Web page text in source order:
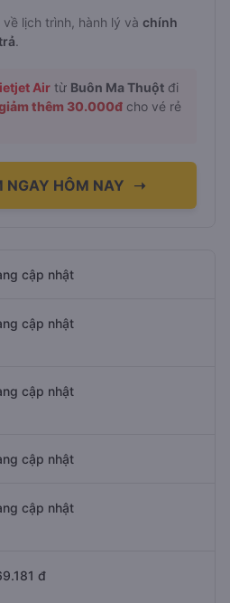
lịch trình, hành lý và chính
.
Air từ Buôn Ma Thuột đi
thêm 30.000đ cho vé rẻ
NGAY HÔM NAY ➝
cập nhật
cập nhật
cập nhật
cập nhật
cập nhật
đ